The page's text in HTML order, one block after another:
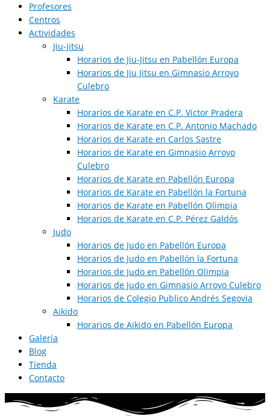
Profesores
Centros
Actividades
Jiu-jitsu
Horarios de Jiu-Jitsu en Pabellón Europa
Horarios de Jiu Jitsu en Gimnasio Arroyo
Culebro
Karate
Horarios de Karate en C.P. Victor Pradera
Horarios de Karate en C.P. Antonio Machado
Horarios de Karate en Carlos Sastre
Horarios de Karate en Gimnasio Arroyo
Culebro
Horarios de Karate en Pabellón Europa
Horarios de Karate en Pabellón la Fortuna
Horarios de Karate en Pabellón Olimpia
Horarios de Karate en C.P. Pérez Galdós
Judo
Horarios de Judo en Pabellón Europa​
Horarios de Judo en Pabellón la Fortuna
Horarios de Judo en Pabellón Olimpia
Horarios de Judo en Gimnasio Arroyo Culebro
Horarios de Colegio Publico Andrés Segovia
Aikido
Horarios de Aikido en Pabellón Europa​
Galería
Blog
Tienda
Contacto